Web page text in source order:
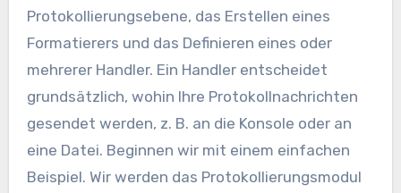
Protokollierungsebene, das Erstellen eines
Formatierers und das Definieren eines oder
mehrerer Handler. Ein Handler entscheidet
grundsätzlich, wohin Ihre Protokollnachrichten
gesendet werden, z. B. an die Konsole oder an
eine Datei. Beginnen wir mit einem einfachen
Beispiel. Wir werden das Protokollierungsmodul